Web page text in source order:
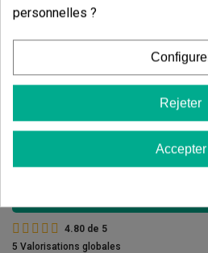
Avis des clients
4 étoiles
2 étoiles
4.80 de 5
5 Valorisations globales
personnelles ?
Rejeter
Accepter